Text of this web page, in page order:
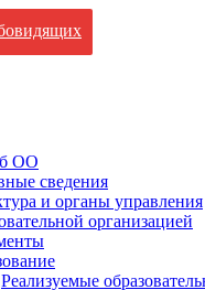
ОО
сведения
и органы управления
организацией
Реализуемые